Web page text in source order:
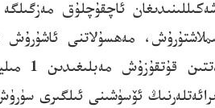
ئاچقۇچلۇق
مەھسۇلاتنى
ئۆسۈشىنى ئىلگىرى